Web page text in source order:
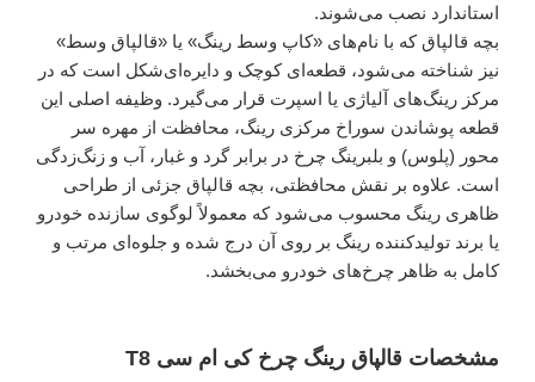
استاندارد نصب می‌شوند.
بچه قالپاق که با نام‌های «کاپ وسط رینگ» یا «قالپاق وسط»
نیز شناخته می‌شود، قطعه‌ای کوچک و دایره‌ای‌شکل است که در
مرکز رینگ‌های آلیاژی یا اسپرت قرار می‌گیرد. وظیفه اصلی این
قطعه پوشاندن سوراخ مرکزی رینگ، محافظت از مهره سر
محور (پلوس) و بلبرینگ چرخ در برابر گرد و غبار، آب و زنگ‌زدگی
است. علاوه بر نقش محافظتی، بچه قالپاق جزئی از طراحی
ظاهری رینگ محسوب می‌شود که معمولاً لوگوی سازنده خودرو
یا برند تولیدکننده رینگ بر روی آن درج شده و جلوه‌ای مرتب و
کامل به ظاهر چرخ‌های خودرو می‌بخشد.
مشخصات قالپاق رینگ چرخ کی ام سی T8